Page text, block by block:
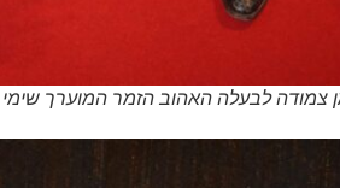
צמודה לבעלה האהוב הזמר המוערך